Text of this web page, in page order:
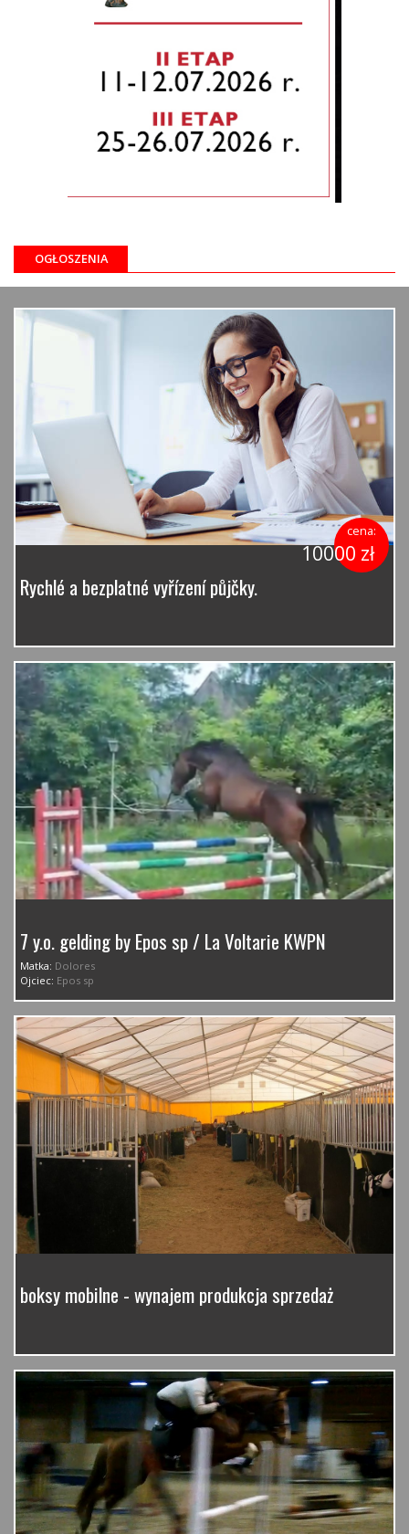
OGŁOSZENIA
cena:
10000 zł
Rychlé a bezplatné vyřízení půjčky.
7 y.o. gelding by Epos sp / La Voltarie KWPN
Matka: Dolores
Ojciec: Epos sp
boksy mobilne - wynajem produkcja sprzedaż